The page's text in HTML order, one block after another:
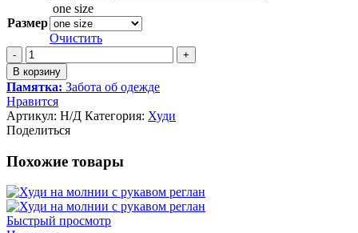
Размер
one size
Очистить
Количество
товара
Худи
на
молнии
В корзину
Памятка: Забота об одежде
Нравится
Артикул: Н/Д Категория: Худи
Поделиться
Похожие товары
Быстрый просмотр